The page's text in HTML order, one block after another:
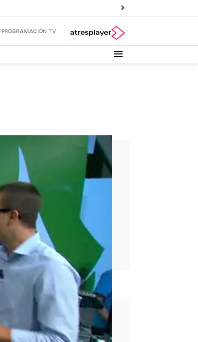
PROGRAMACIÓN TV